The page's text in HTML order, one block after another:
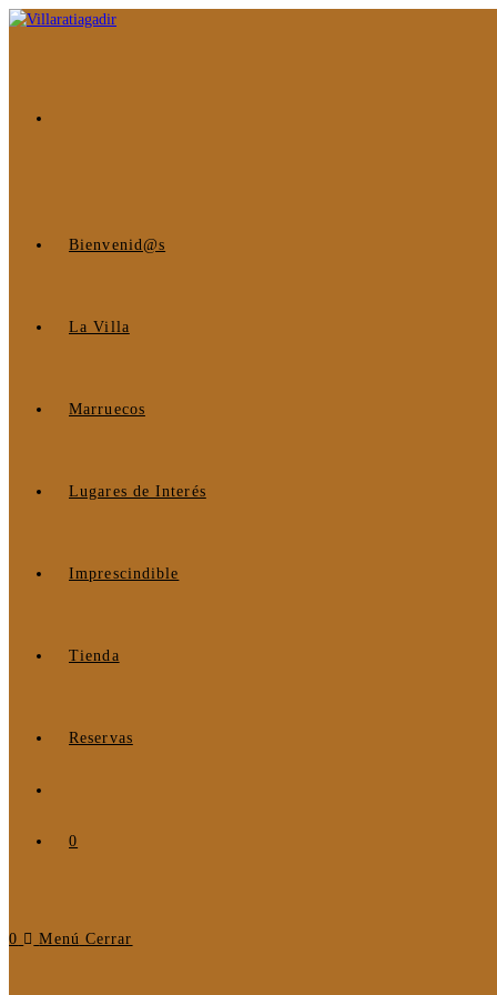
Ir
Bienvenid@s
La Villa
Marruecos
Lugares de Interés
Imprescindible
Tienda
Reservas
0
0 Menú Cerrar